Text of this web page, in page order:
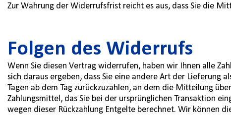
Zur Wahrung der Widerrufsfrist reicht es aus, dass Sie die
Folgen des Widerrufs
Wenn Sie diesen Vertrag widerrufen, haben wir Ihnen alle
sich daraus ergeben, dass Sie eine andere Art der Lieferung
Tagen ab dem Tag zurückzuzahlen, an dem die Mitteilung
Zahlungsmittel, das Sie bei der ursprünglichen Transaktion
wegen dieser Rückzahlung Entgelte berechnet. Wir können